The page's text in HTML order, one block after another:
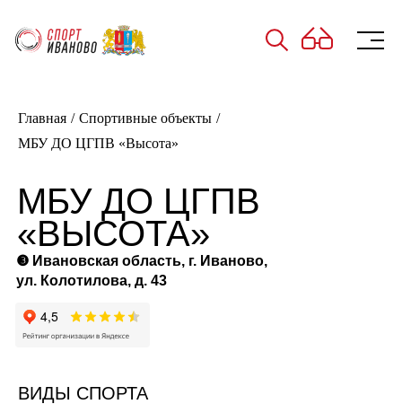
Главная / Спортивные объекты /
МБУ ДО ЦГПВ «Высота»
МБУ ДО ЦГПВ
«ВЫСОТА»
❸ Ивановская область, г. Иваново,
ул. Колотилова, д. 43
ВИДЫ СПОРТА